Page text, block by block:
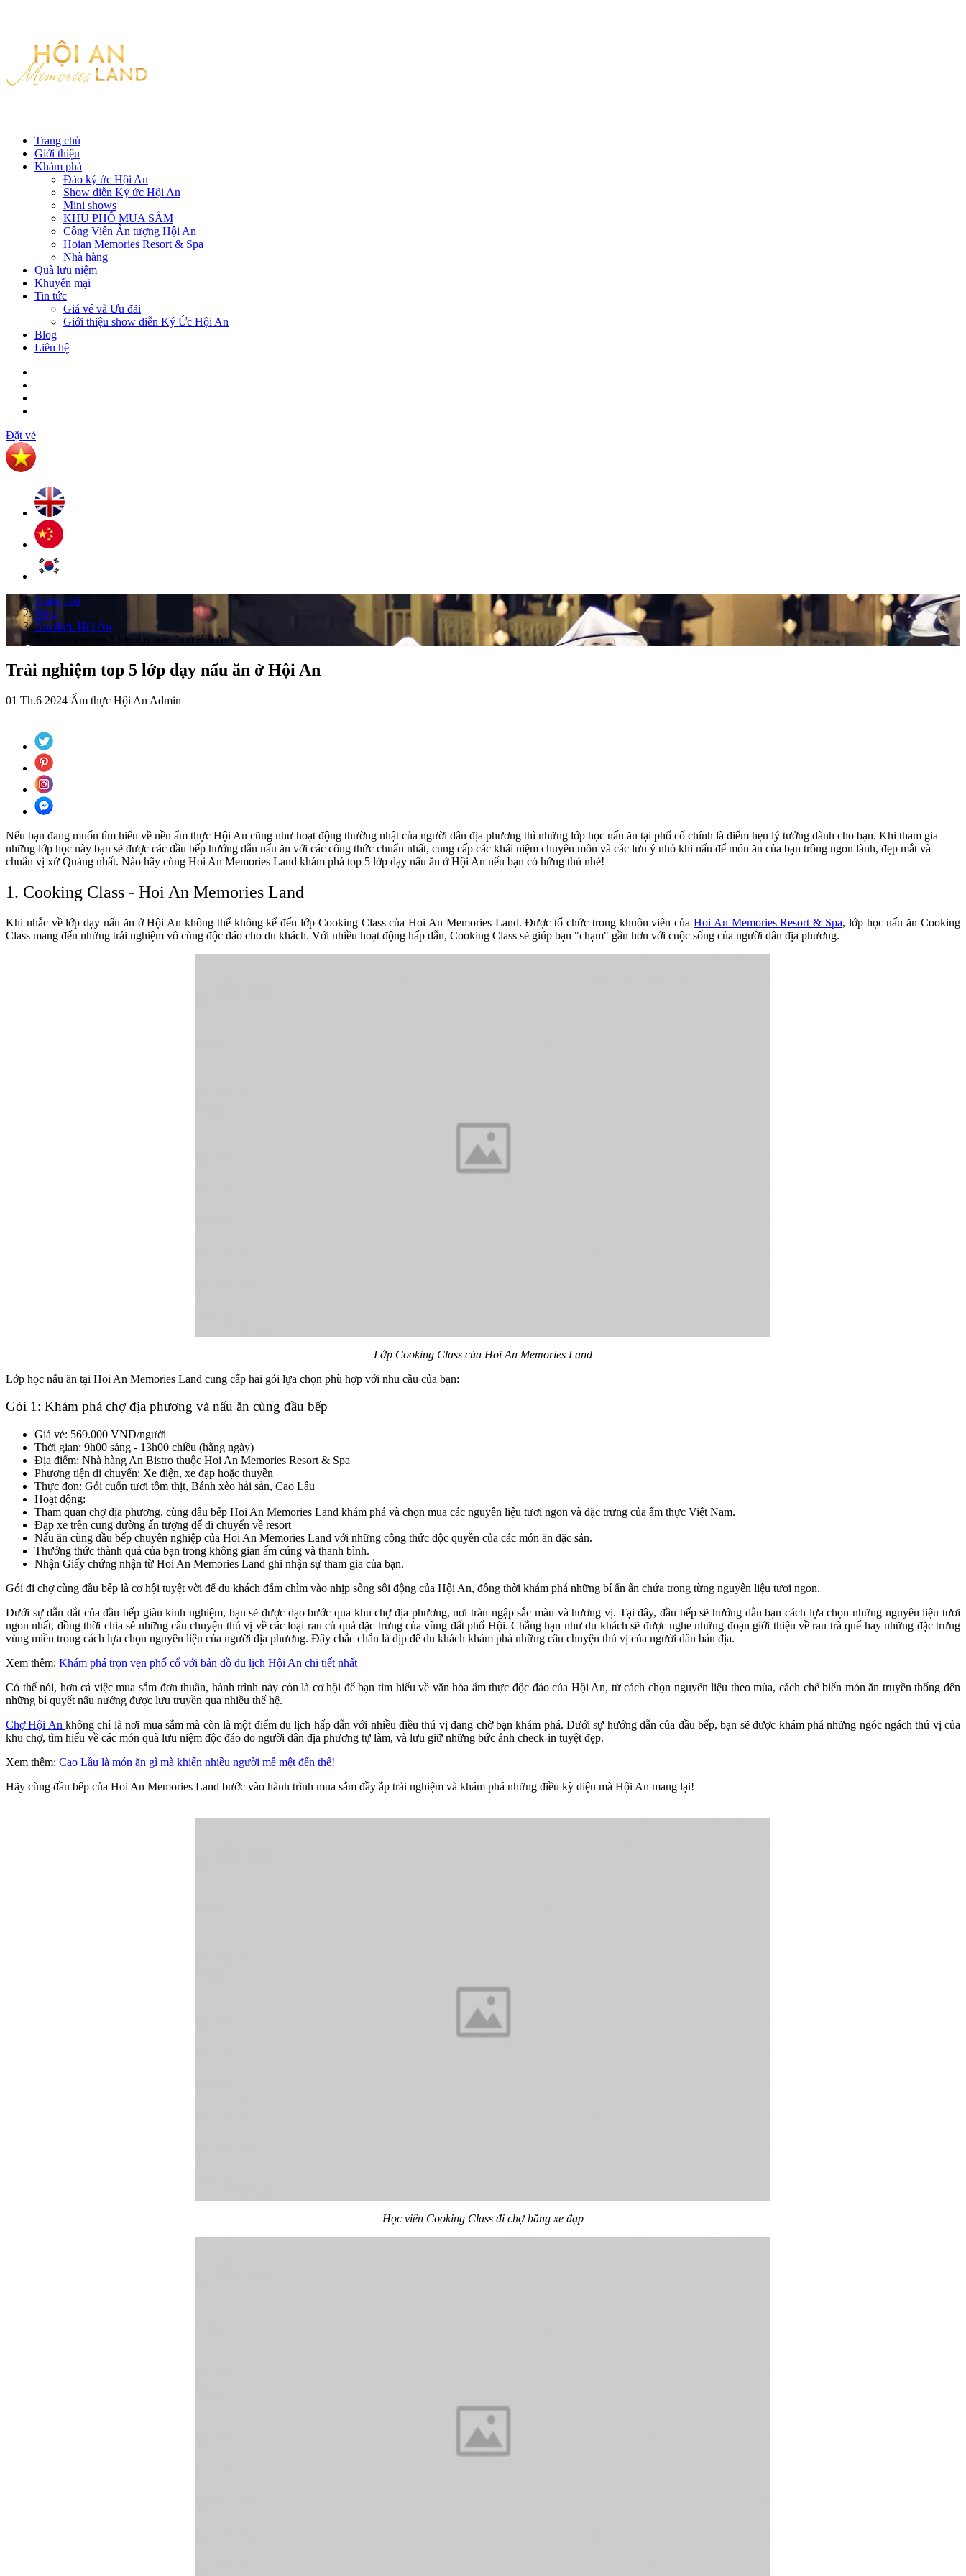
Trang chủ
Giới thiệu
Khám phá
Đảo ký ức Hội An
Show diễn Ký ức Hội An
Mini shows
KHU PHỐ MUA SẮM
Công Viên Ấn tượng Hội An
Hoian Memories Resort & Spa
Nhà hàng
Quà lưu niệm
Khuyến mại
Tin tức
Giá vé và Ưu đãi
Giới thiệu show diễn Ký Ức Hội An
Blog
Liên hệ
Đặt vé
Trang chủ
Blog
Ẩm thực Hội An
Trải nghiệm top 5 lớp dạy nấu ăn ở Hội An
Trải nghiệm top 5 lớp dạy nấu ăn ở Hội An
01 Th.6 2024 Ẩm thực Hội An Admin
Nếu bạn đang muốn tìm hiểu về nền ẩm thực Hội An cũng như hoạt động thường nhật của người dân địa phương thì những lớp học nấu ăn tại phố cổ chính là điểm hẹn lý tưởng dành cho bạn. Khi tham gia
những lớp học này bạn sẽ được các đầu bếp hướng dẫn nấu ăn với các công thức chuẩn nhất, cung cấp các khái niệm chuyên môn và các lưu ý nhỏ khi nấu để món ăn của bạn trông ngon lành, đẹp mắt và
chuẩn vị xứ Quảng nhất. Nào hãy cùng Hoi An Memories Land khám phá top 5 lớp dạy nấu ăn ở Hội An nếu bạn có hứng thú nhé!
1. Cooking Class - Hoi An Memories Land
Khi nhắc về lớp dạy nấu ăn ở Hội An không thể không kể đến lớp Cooking Class của Hoi An Memories Land. Được tổ chức trong khuôn viên của Hoi An Memories Resort & Spa, lớp học nấu ăn Cooking
Class mang đến những trải nghiệm vô cùng độc đáo cho du khách. Với nhiều hoạt động hấp dẫn, Cooking Class sẽ giúp bạn "chạm" gần hơn với cuộc sống của người dân địa phương.
Lớp Cooking Class của Hoi An Memories Land
Lớp học nấu ăn tại Hoi An Memories Land cung cấp hai gói lựa chọn phù hợp với nhu cầu của bạn:
Gói 1: Khám phá chợ địa phương và nấu ăn cùng đầu bếp
Giá vé: 569.000 VND/người
Thời gian: 9h00 sáng - 13h00 chiều (hằng ngày)
Địa điểm: Nhà hàng An Bistro thuộc Hoi An Memories Resort & Spa
Phương tiện di chuyển: Xe điện, xe đạp hoặc thuyền
Thực đơn: Gỏi cuốn tươi tôm thịt, Bánh xèo hải sản, Cao Lầu
Hoạt động:
Tham quan chợ địa phương, cùng đầu bếp Hoi An Memories Land khám phá và chọn mua các nguyên liệu tươi ngon và đặc trưng của ẩm thực Việt Nam.
Đạp xe trên cung đường ấn tượng để di chuyển về resort
Nấu ăn cùng đầu bếp chuyên nghiệp của Hoi An Memories Land với những công thức độc quyền của các món ăn đặc sản.
Thưởng thức thành quả của bạn trong không gian ấm cúng và thanh bình.
Nhận Giấy chứng nhận từ Hoi An Memories Land ghi nhận sự tham gia của bạn.
Gói đi chợ cùng đầu bếp là cơ hội tuyệt vời để du khách đắm chìm vào nhịp sống sôi động của Hội An, đồng thời khám phá những bí ẩn ẩn chứa trong từng nguyên liệu tươi ngon.
Dưới sự dẫn dắt của đầu bếp giàu kinh nghiệm, bạn sẽ được dạo bước qua khu chợ địa phương, nơi tràn ngập sắc màu và hương vị. Tại đây, đầu bếp sẽ hướng dẫn bạn cách lựa chọn những nguyên liệu tươi
ngon nhất, đồng thời chia sẻ những câu chuyện thú vị về các loại rau củ quả đặc trưng của vùng đất phố Hội. Chẳng hạn như du khách sẽ được nghe những đoạn giới thiệu về rau trà quế hay những đặc trưng
vùng miền trong cách lựa chọn nguyên liệu của người địa phương. Đây chắc chắn là dịp để du khách khám phá những câu chuyện thú vị của người dân bản địa.
Xem thêm: Khám phá trọn vẹn phố cổ với bản đồ du lịch Hội An chi tiết nhất
Có thể nói, hơn cả việc mua sắm đơn thuần, hành trình này còn là cơ hội để bạn tìm hiểu về văn hóa ẩm thực độc đáo của Hội An, từ cách chọn nguyên liệu theo mùa, cách chế biến món ăn truyền thống đến
những bí quyết nấu nướng được lưu truyền qua nhiều thế hệ.
Chợ Hội Ankhông chỉ là nơi mua sắm mà còn là một điểm du lịch hấp dẫn với nhiều điều thú vị đang chờ bạn khám phá. Dưới sự hướng dẫn của đầu bếp, bạn sẽ được khám phá những ngóc ngách thú vị của
khu chợ, tìm hiểu về các món quà lưu niệm độc đáo do người dân địa phương tự làm, và lưu giữ những bức ảnh check-in tuyệt đẹp.
Xem thêm: Cao Lầu là món ăn gì mà khiến nhiều người mê mệt đến thế!
Hãy cùng đầu bếp của Hoi An Memories Land bước vào hành trình mua sắm đầy ắp trải nghiệm và khám phá những điều kỳ diệu mà Hội An mang lại!
Học viên Cooking Class đi chợ bằng xe đạp